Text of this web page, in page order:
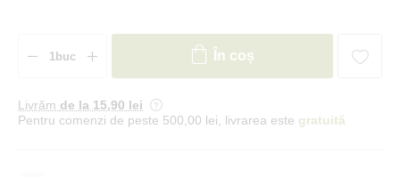
În coș
Livrăm de la 15,90 lei
Pentru comenzi de peste 500,00 lei, livrarea este gratuită